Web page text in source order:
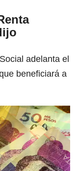
adelanta el
beneficiará a